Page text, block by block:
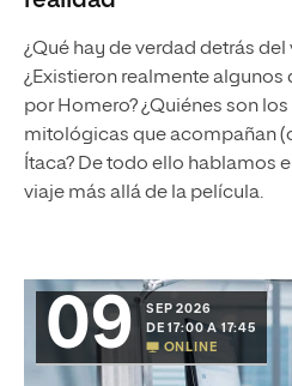
¿Qué hay de verdad detrás del
¿Existieron realmente algunos
por Homero? ¿Quiénes son
mitológicas que acompañan
Ítaca? De todo ello hablamos
viaje más allá de la película.
09
SEP 2026
DE 17:00 A 17:45
ONLINE